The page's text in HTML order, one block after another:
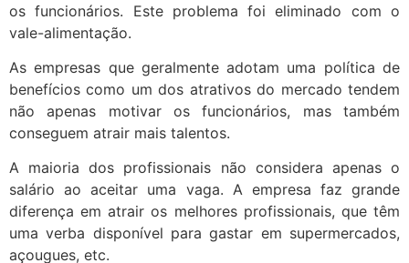
os funcionários. Este problema foi eliminado com o
vale-alimentação.
As empresas que geralmente adotam uma política de
benefícios como um dos atrativos do mercado tendem
não apenas motivar os funcionários, mas também
conseguem atrair mais talentos.
A maioria dos profissionais não considera apenas o
salário ao aceitar uma vaga. A empresa faz grande
diferença em atrair os melhores profissionais, que têm
uma verba disponível para gastar em supermercados,
açougues, etc.